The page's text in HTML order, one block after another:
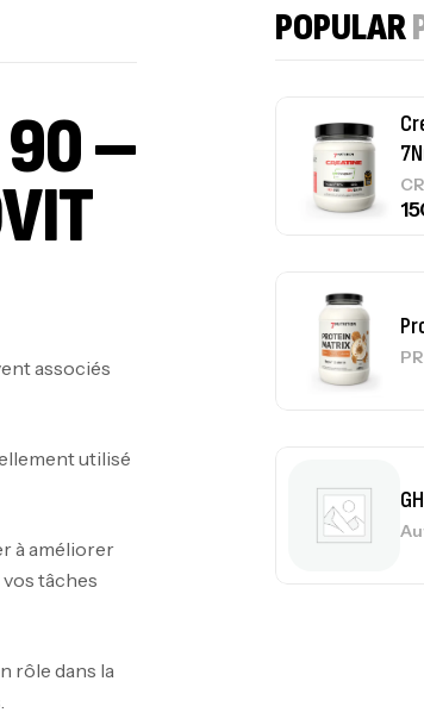
90 –
associés
utilisé
à améliorer
vos tâches
rôle dans la
POPULAR